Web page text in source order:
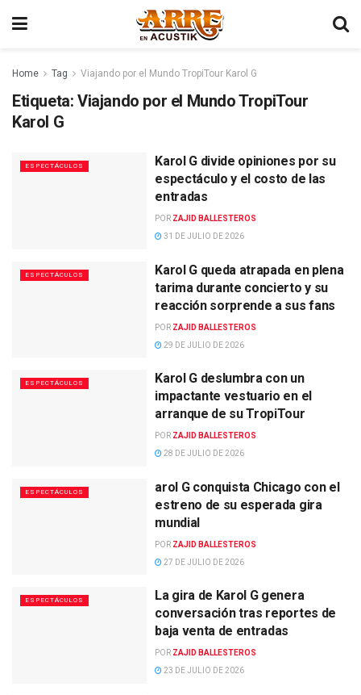
Home Tag Viajando por el Mundo TropiTour Karol G
Etiqueta: Viajando por el Mundo TropiTour
Karol G
ESPECTÁCULOS
Karol G divide opiniones por su
espectáculo y el costo de las
entradas
POR ZAJID BALLESTEROS
31 DE JULIO DE 2026
ESPECTÁCULOS
Karol G queda atrapada en plena
tarima durante concierto y su
reacción sorprende a sus fans
POR ZAJID BALLESTEROS
29 DE JULIO DE 2026
ESPECTÁCULOS
Karol G deslumbra con un
impactante vestuario en el
arranque de su TropiTour
POR ZAJID BALLESTEROS
28 DE JULIO DE 2026
ESPECTÁCULOS
arol G conquista Chicago con el
estreno de su esperada gira
mundial
POR ZAJID BALLESTEROS
27 DE JULIO DE 2026
ESPECTÁCULOS
La gira de Karol G genera
conversación tras reportes de
baja venta de entradas
POR ZAJID BALLESTEROS
23 DE JULIO DE 2026